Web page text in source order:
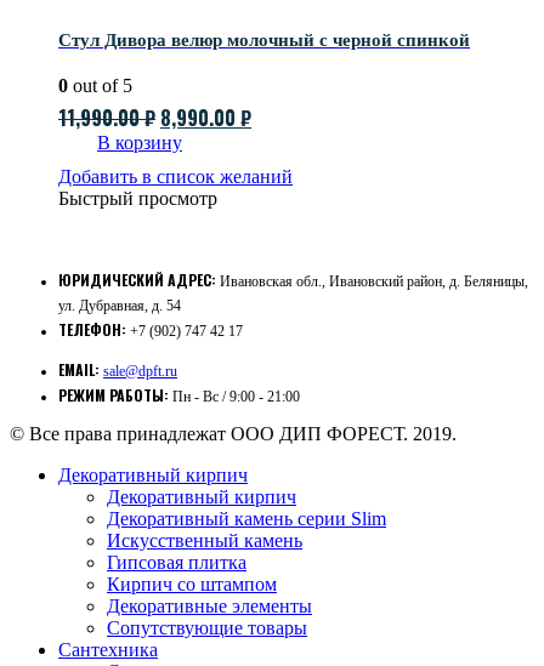
Стул Дивора велюр молочный с черной спинкой
0 out of 5
11,990.00₽ Первоначальная
цена
составляла
11,990.00 ₽.
8,990.00 ₽Текущая
8,990.00 ₽.
В корзину
Добавить в список желаний
Быстрый просмотр
ЮРИДИЧЕСКИЙ АДРЕС: Ивановская обл., Ивановский район, д. Беляницы,
ул. Дубравная, д. 54
ТЕЛЕФОН: +7 (902) 747 42 17
EMAIL: sale@dpft.ru
РЕЖИМ РАБОТЫ: Пн - Вс / 9:00 - 21:00
© Все права принадлежат ООО ДИП ФОРЕСТ. 2019.
Декоративный кирпич
Декоративный кирпич
Декоративный камень серии Slim
Искусственный камень
Гипсовая плитка
Кирпич со штампом
Декоративные элементы
Сопутствующие товары
Сантехника